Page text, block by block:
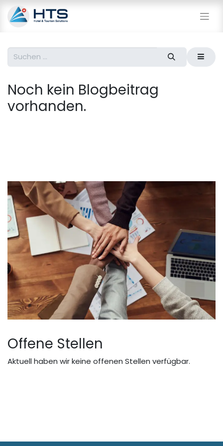
Noch kein Blogbeitrag
vorhanden.
Offene Stellen
Aktuell haben wir keine offenen Stellen verfügbar.